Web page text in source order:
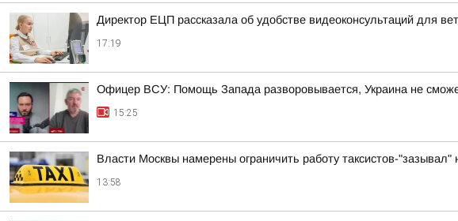
Директор ЕЦП рассказала об удобстве видеоконсультаций для
17:19
Офицер ВСУ: Помощь Запада разворовывается, Украина не
15:25
Власти Москвы намерены ограничить работу таксистов-"зазывал"
13:58